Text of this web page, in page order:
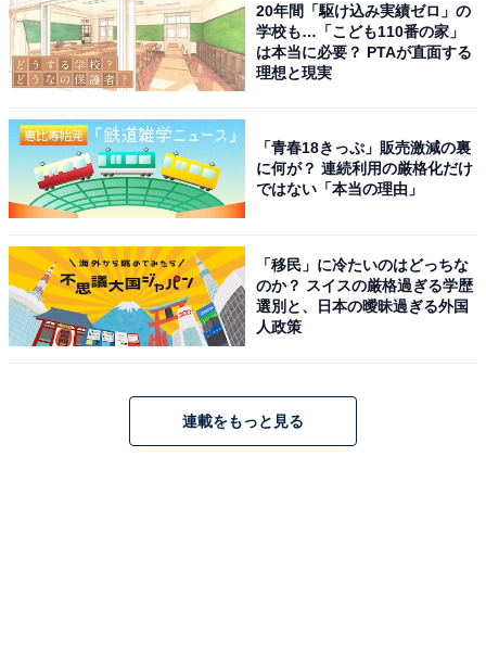
んが言ったのも意味深」「放火犯候補は生瀬さん。次点
で橋本じゅんさん」「ソーラーパネル設置のための土地
買収だと思わせておいて、教団村みたいなの作る算段じ
んじゃないかと思えてくる」など、考察が盛り上がりを
見せています。
するため上京した太郎。それに合わせて消防団メンバー
たちも東京へ研修旅行で東京へとやって来ます。食事の
席で太郎は、推理によって突き止めた連続放火犯の名を
開となるのでしょうか。目が離せません。
20年間「駆け込み実績ゼロ」の
学校も…「こども110番の家」
は本当に必要？ PTAが直面する
理想と現実
「青春18きっぷ」販売激減の裏
に何が？ 連続利用の厳格化だけ
ではない「本当の理由」
「移民」に冷たいのはどっちな
のか？ スイスの厳格過ぎる学歴
選別と、日本の曖昧過ぎる外国
人政策
連載をもっと見る